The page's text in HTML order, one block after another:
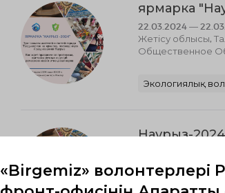
ярмарка
22.03.2024 —
Жетісу облысы,
Общественное
Экологиялық
Наурыз-
Жетісу облысы,
филиал OO "Kaz
«Birgemiz» волонтерлері